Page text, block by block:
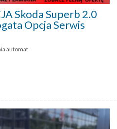
Skoda Superb 2.0
Opcja Serwis
automat